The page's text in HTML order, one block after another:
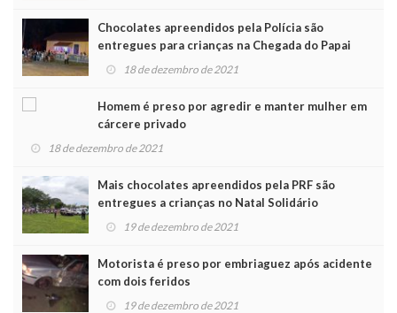
Chocolates apreendidos pela Polícia são
entregues para crianças na Chegada do Papai
Noel
18 de dezembro de 2021
Homem é preso por agredir e manter mulher em
cárcere privado
18 de dezembro de 2021
Mais chocolates apreendidos pela PRF são
entregues a crianças no Natal Solidário
19 de dezembro de 2021
Motorista é preso por embriaguez após acidente
com dois feridos
19 de dezembro de 2021